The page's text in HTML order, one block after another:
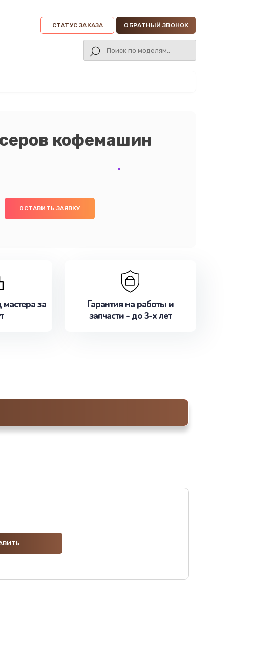
СТАТУС ЗАКАЗА ОБРАТНЫЙ ЗВОНОК
кофемашин
ОСТАВИТЬ ЗАЯВКУ
за
Гарантия на работы и
запчасти - до 3-х лет